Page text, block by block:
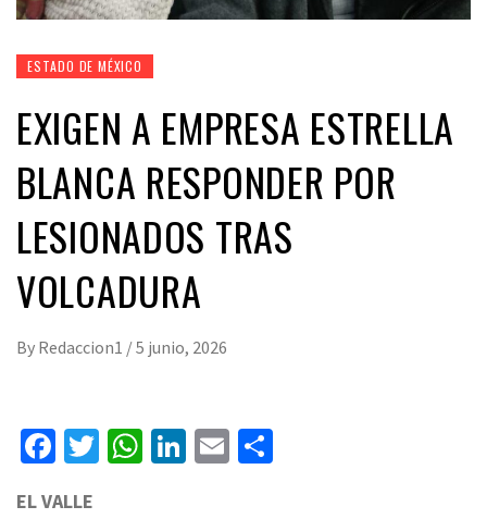
ESTADO DE MÉXICO
EXIGEN A EMPRESA ESTRELLA
BLANCA RESPONDER POR
LESIONADOS TRAS
VOLCADURA
By Redaccion1 /5 junio, 2026
Facebook
Twitter
WhatsApp
LinkedIn
Email
EL VALLE